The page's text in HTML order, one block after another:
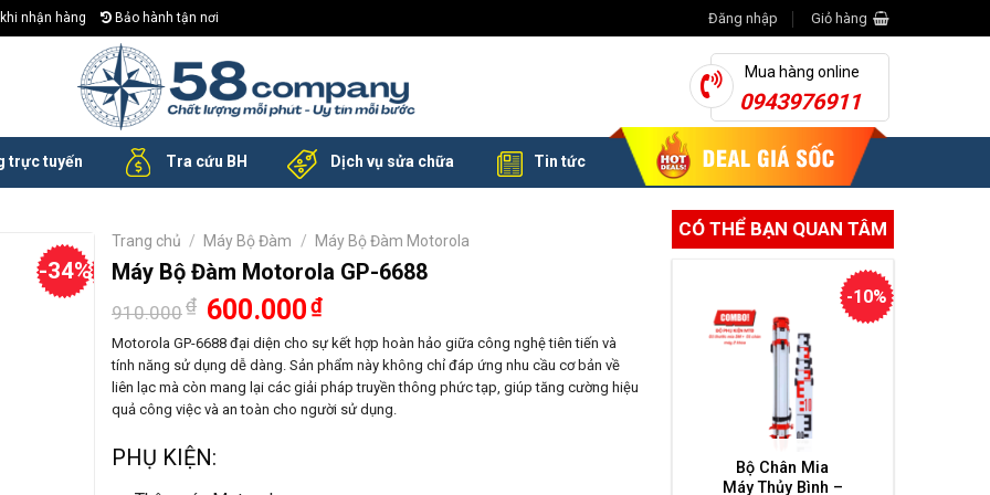
nhận hàng Bảo hành tận nơi Đăng nhập Giỏ hàng
Mua hàng online
0943976911
trực tuyến Tra cứu BH Dịch vụ sửa chữa Tin tức
CÓ THỂ BẠN QUAN TÂM
-10%
Bộ Chân Mia
Máy Thủy Bình –
-34%
Trang chủ / Máy Bộ Đàm / Máy Bộ Đàm Motorola
Máy Bộ Đàm Motorola GP-6688
910.000₫ Giá
gốc
là:
910.000₫.
600.000₫Giá
tại
là:
600.000₫.
Motorola GP-6688 đại diện cho sự kết hợp hoàn hảo giữa công nghệ tiên tiến và
tính năng sử dụng dễ dàng. Sản phẩm này không chỉ đáp ứng nhu cầu cơ bản về
liên lạc mà còn mang lại các giải pháp truyền thông phức tạp, giúp tăng cường hiệu
quả công việc và an toàn cho người sử dụng.
PHỤ KIỆN: